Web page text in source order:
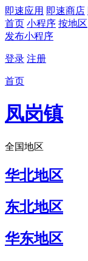
即速应用 即速商店
首页 小程序 按地区
发布小程序
登录 注册
首页
凤岗镇
全国地区
华北地区
东北地区
华东地区